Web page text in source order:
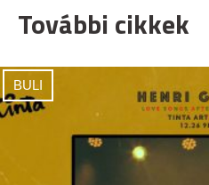
További cikkek
BULI